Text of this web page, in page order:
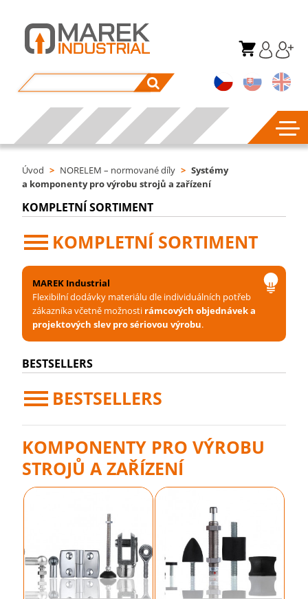
Úvod > NORELEM – normované díly > Systémy
a komponenty pro výrobu strojů a zařízení
KOMPLETNÍ SORTIMENT
KOMPLETNÍ SORTIMENT
MAREK Industrial
Flexibilní dodávky materiálu dle individuálních potřeb
zákazníka včetně možnosti rámcových objednávek a
projektových slev pro sériovou výrobu.
BESTSELLERS
BESTSELLERS
KOMPONENTY PRO VÝROBU
STROJŮ A ZAŘÍZENÍ